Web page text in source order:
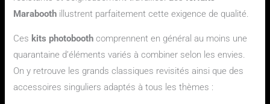
Marabooth illustrent parfaitement cette exigence de qualité.
Ces kits photobooth comprennent en général au moins une
quarantaine d’éléments variés à combiner selon les envies.
On y retrouve les grands classiques revisités ainsi que des
accessoires singuliers adaptés à tous les thèmes :